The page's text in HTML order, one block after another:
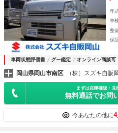
年
車
整
保
車両状態評価書 グー鑑定 オンライン商談可
岡山県岡山市南区 （株）スズキ自販
まずは在庫確認・見
無料通話でお問
今あなたの他に4